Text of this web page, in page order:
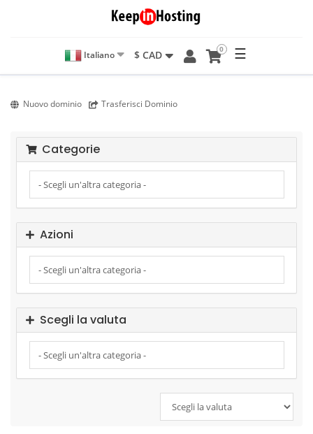
Italiano $ CAD 0 ☰
Nuovo dominio Trasferisci Dominio
Categorie
Azioni
Scegli la valuta